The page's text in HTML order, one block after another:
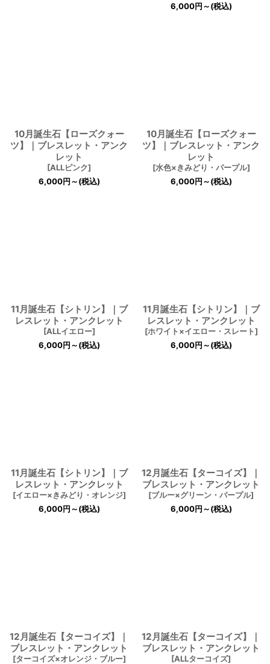
6,000円～(税込)
10月誕生石【ローズクォー
ツ】｜ブレスレット・アンク
レット
[ALLピンク]
6,000円～(税込)
10月誕生石【ローズクォー
ツ】｜ブレスレット・アンク
レット
[水色×きみどり・パープル]
6,000円～(税込)
11月誕生石【シトリン】｜ブ
レスレット・アンクレット
[ALLイエロー]
6,000円～(税込)
11月誕生石【シトリン】｜ブ
レスレット・アンクレット
[ホワイト×イエロー・スレート]
6,000円～(税込)
11月誕生石【シトリン】｜ブ
レスレット・アンクレット
[イエロー×きみどり・オレンジ]
6,000円～(税込)
12月誕生石【ターコイズ】｜
ブレスレット・アンクレット
[ブルー×グリーン・パープル]
6,000円～(税込)
12月誕生石【ターコイズ】｜
ブレスレット・アンクレット
[ターコイズ×オレンジ・ブルー]
12月誕生石【ターコイズ】｜
ブレスレット・アンクレット
[ALLターコイズ]